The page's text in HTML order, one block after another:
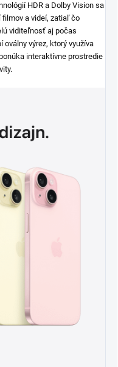
HDR a Dolby Vision sa
a videí, zatiaľ čo
viditeľnosť aj počas
výrez, ktorý využíva
interaktívne prostredie